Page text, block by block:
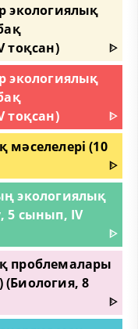
экологиялық
тоқсан)
ᐈ
экологиялық
тоқсан)
ᐈ
(10
ᐈ
экологиялық
5 сынып, IV
ᐈ
проблемалары
8
ᐈ